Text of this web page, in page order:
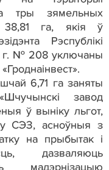
тры зямельных
38,81 га, якія ў
Рэспублікі
г. № 208 уключаны
6,71 га заняты
завод
ў выніку льгот,
СЭЗ, асноўныя з
на прыбытак і
дазваляюць
мадэрнізацыю